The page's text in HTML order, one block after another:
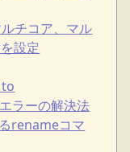
チコア、マル
設定
ラーの解決法
renameコマ